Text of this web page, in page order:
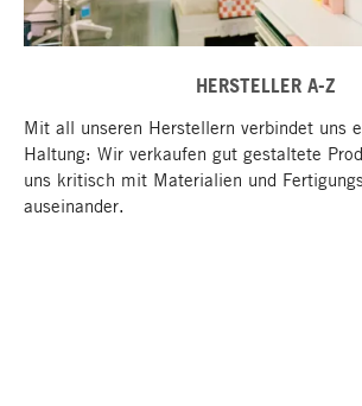
HERSTELLER A-Z
Mit all unseren Herstellern verbindet uns
Haltung: Wir verkaufen gut gestaltete
uns kritisch mit Materialien und
auseinander.